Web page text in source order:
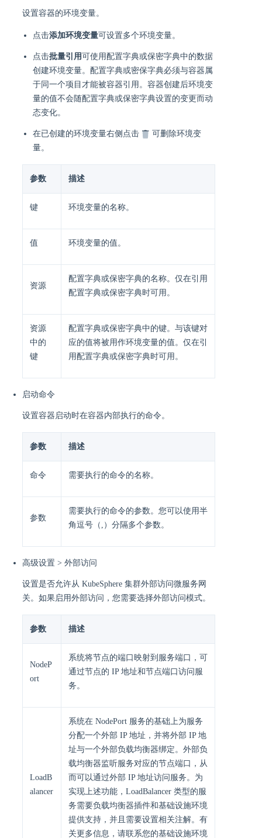
设置容器的环境变量。
点击添加环境变量可设置多个环境变量。
点击批量引用可使用配置字典或保密字典中的数据
创建环境变量。配置字典或密保字典必须与容器属
于同一个项目才能被容器引用。容器创建后环境变
量的值不会随配置字典或保密字典设置的变更而动
态变化。
在已创建的环境变量右侧点击
可删除环境变
量。
参数 描述
键 环境变量的名称。
值 环境变量的值。
资源
配置字典或保密字典的名称。仅在引用
配置字典或保密字典时可用。
资源
中的
键
配置字典或保密字典中的键。与该键对
应的值将被用作环境变量的值。仅在引
用配置字典或保密字典时可用。
启动命令
设置容器启动时在容器内部执行的命令。
参数 描述
命令 需要执行的命令的名称。
参数
需要执行的命令的参数。您可以使用半
角逗号（,）分隔多个参数。
高级设置 > 外部访问
设置是否允许从 KubeSphere 集群外部访问微服务网
关。如果启用外部访问，您需要选择外部访问模式。
参数 描述
NodeP
ort
系统将节点的端口映射到服务端口，可
通过节点的 IP 地址和节点端口访问服
务。
LoadB
alancer
系统在 NodePort 服务的基础上为服务
分配一个外部 IP 地址，并将外部 IP 地
址与一个外部负载均衡器绑定。外部负
载均衡器监听服务对应的节点端口，从
而可以通过外部 IP 地址访问服务。为
实现上述功能，LoadBalancer 类型的服
务需要负载均衡器插件和基础设施环境
提供支持，并且需要设置相关注解。有
关更多信息，请联系您的基础设施环境